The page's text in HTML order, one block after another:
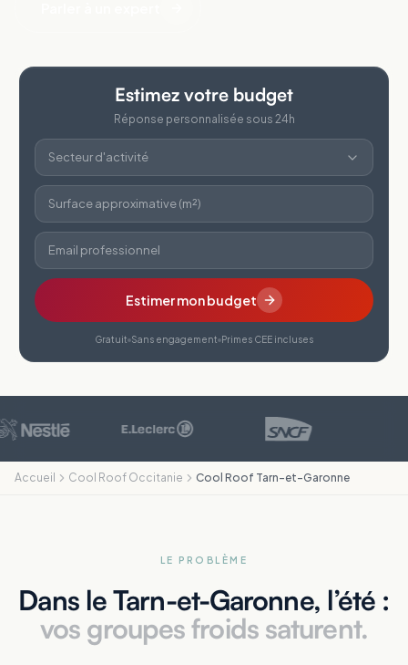
Estimez votre budget
Réponse personnalisée sous 24h
Secteur d'activité
Surface approximative (m²)
Email professionnel
Estimer mon budget
Gratuit Sans engagement Primes CEE incluses
Accueil Cool Roof Occitanie Cool Roof Tarn-et-Garonne
LE PROBLÈME
Dans le Tarn-et-Garonne, l’été :
vos groupes froids saturent.